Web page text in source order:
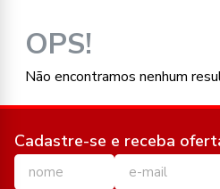
OPS!
Não encontramos nenhum
Cadastre-se e receba